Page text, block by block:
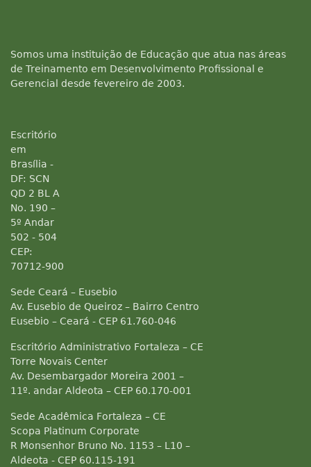
Somos uma instituição de Educação que atua nas áreas
de Treinamento em Desenvolvimento Profissional e
Gerencial desde fevereiro de 2003.
Escritório
em
Brasília -
DF: SCN
QD 2 BL A
No. 190 –
5º Andar
502 - 504
CEP:
70712-900
Sede Ceará – Eusebio
Av. Eusebio de Queiroz – Bairro Centro
Eusebio – Ceará - CEP 61.760-046
Escritório Administrativo Fortaleza – CE
Torre Novais Center
Av. Desembargador Moreira 2001 –
11º. andar Aldeota – CEP 60.170-001
Sede Acadêmica Fortaleza – CE
Scopa Platinum Corporate
R Monsenhor Bruno No. 1153 – L10 –
Aldeota - CEP 60.115-191